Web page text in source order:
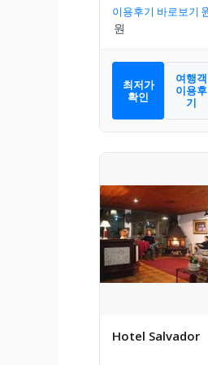
Walter World
이용후기 바로보기
최저가
확인
여행객
이용후
기
Hotel Salvador